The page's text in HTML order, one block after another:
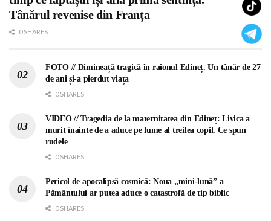
Tânărul revenise din Franța
0 SHARES
FOTO // Dimineață tragică în raionul Edineț. Un tânăr de 27
de ani și-a pierdut viața
0 SHARES
VIDEO // Tragedia de la maternitatea din Edineț: Livica a
murit înainte de a aduce pe lume al treilea copil. Ce spun
rudele
0 SHARES
Pericol de apocalipsă cosmică: Noua „mini-lună” a
Pământului ar putea aduce o catastrofă de tip biblic
0 SHARES